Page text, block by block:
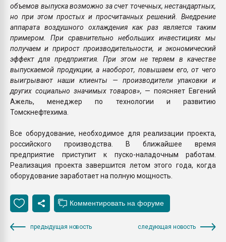
объемов выпуска возможно за счет точечных, нестандартных,
но при этом простых и просчитанных решений. Внедрение
аппарата воздушного охлаждения как раз является таким
примером. При сравнительно небольших инвестициях мы
получаем и прирост производительности, и экономический
эффект для предприятия. При этом не теряем в качестве
выпускаемой продукции, а наоборот, повышаем его, от чего
выигрывают наши клиенты — производители упаковки и
других социально значимых товаров», — поясняет Евгений
Ажель, менеджер по технологии и развитию
Томскнефтехима.
Все оборудование, необходимое для реализации проекта,
российского производства. В ближайшее время
предприятие приступит к пуско-наладочным работам.
Реализация проекта завершится летом этого года, когда
оборудование заработает на полную мощность.
предыдущая новость следующая новость